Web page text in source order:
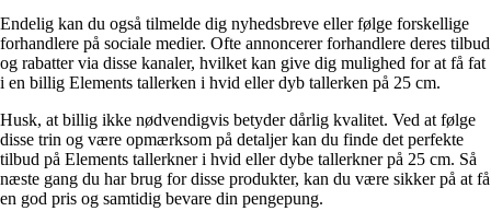
Endelig kan du også tilmelde dig nyhedsbreve eller følge forskellige
forhandlere på sociale medier. Ofte annoncerer forhandlere deres tilbud
og rabatter via disse kanaler, hvilket kan give dig mulighed for at få fat
i en billig Elements tallerken i hvid eller dyb tallerken på 25 cm.
Husk, at billig ikke nødvendigvis betyder dårlig kvalitet. Ved at følge
disse trin og være opmærksom på detaljer kan du finde det perfekte
tilbud på Elements tallerkner i hvid eller dybe tallerkner på 25 cm. Så
næste gang du har brug for disse produkter, kan du være sikker på at få
en god pris og samtidig bevare din pengepung.